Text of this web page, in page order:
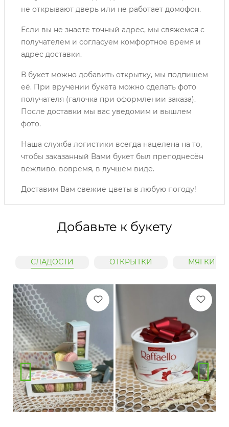
не открывают дверь или не работает домофон.
Если вы не знаете точный адрес, мы свяжемся с
получателем и согласуем комфортное время и
адрес доставки.
В букет можно добавить открытку, мы подпишем
её. При вручении букета можно сделать фото
получателя (галочка при оформлении заказа).
После доставки мы вас уведомим и вышлем
фото.
Наша служба логистики всегда нацелена на то,
чтобы заказанный Вами букет был преподнесён
вежливо, вовремя, в лучшем виде.
Доставим Вам свежие цветы в любую погоду!
Добавьте к букету
СЛАДОСТИ ОТКРЫТКИ МЯГКИЕ